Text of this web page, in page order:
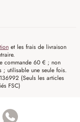
et les frais de livraison
commande 60 € ; non
; utilisable une seule fois.
(Seuls les articles
FSC)